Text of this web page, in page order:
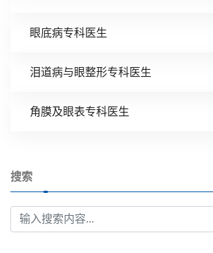
眼底病专科医生
泪道病与眼整形专科医生
角膜及眼表专科医生
搜索